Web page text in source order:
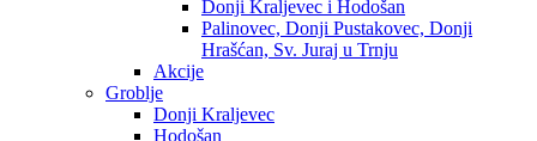
Donji Kraljevec i Hodošan
Palinovec, Donji Pustakovec, Donji
Hrašćan, Sv. Juraj u Trnju
Akcije
Groblje
Donji Kraljevec
Hodošan